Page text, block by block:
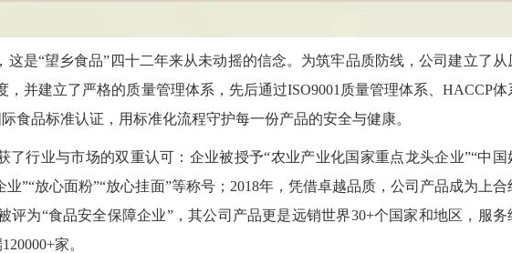
这是“望乡食品”四十二年来从未动摇的信念。为筑牢品质防线，公司建立了从
，并建立了严格的质量管理体系，先后通过ISO9001质量管理体系、HACCP体
食品标准认证，用标准化流程守护每一份产品的安全与健康。
了行业与市场的双重认可：企业被授予“农业产业化国家重点龙头企业”“中国
业”“放心面粉”“放心挂面”等称号；2018年，凭借卓越品质，公司产品成为上合
评为“食品安全保障企业”，其公司产品更是远销世界30+个国家和地区，服务
家。